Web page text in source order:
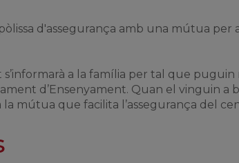
d'assegurança amb una mútua per
s’informarà a la família per tal que
d’Ensenyament. Quan el vinguin a
la mútua que facilita l’assegurança del